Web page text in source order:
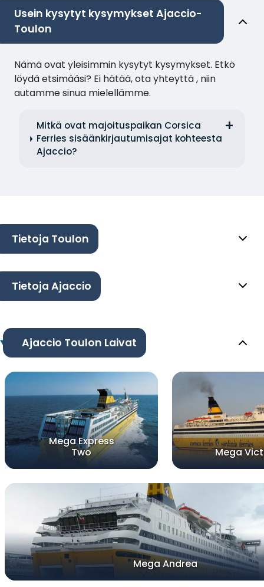
Usein kysytyt kysymykset Ajaccio-
Toulon
Nämä ovat yleisimmin kysytyt kysymykset. Etkö
löydä etsimääsi? Ei hätää, ota yhteyttä , niin
autamme sinua mielellämme.
Mitkä ovat majoituspaikan Corsica
Ferries sisäänkirjautumisajat kohteesta
Ajaccio?
Tietoja Toulon
Tietoja Ajaccio
Ajaccio Toulon Laivat
Mega Express
Two
Mega
Mega Andrea